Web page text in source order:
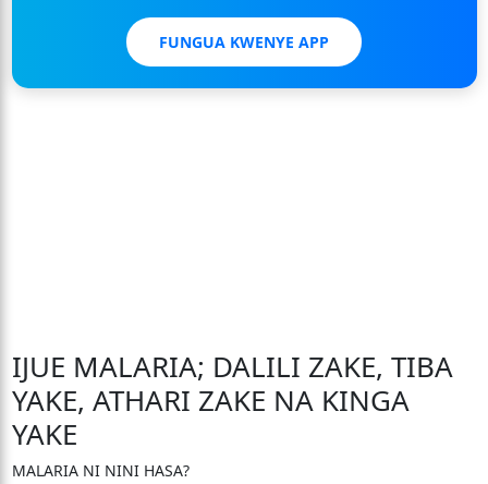
FUNGUA KWENYE APP
IJUE MALARIA; DALILI ZAKE, TIBA
YAKE, ATHARI ZAKE NA KINGA
YAKE
MALARIA NI NINI HASA?